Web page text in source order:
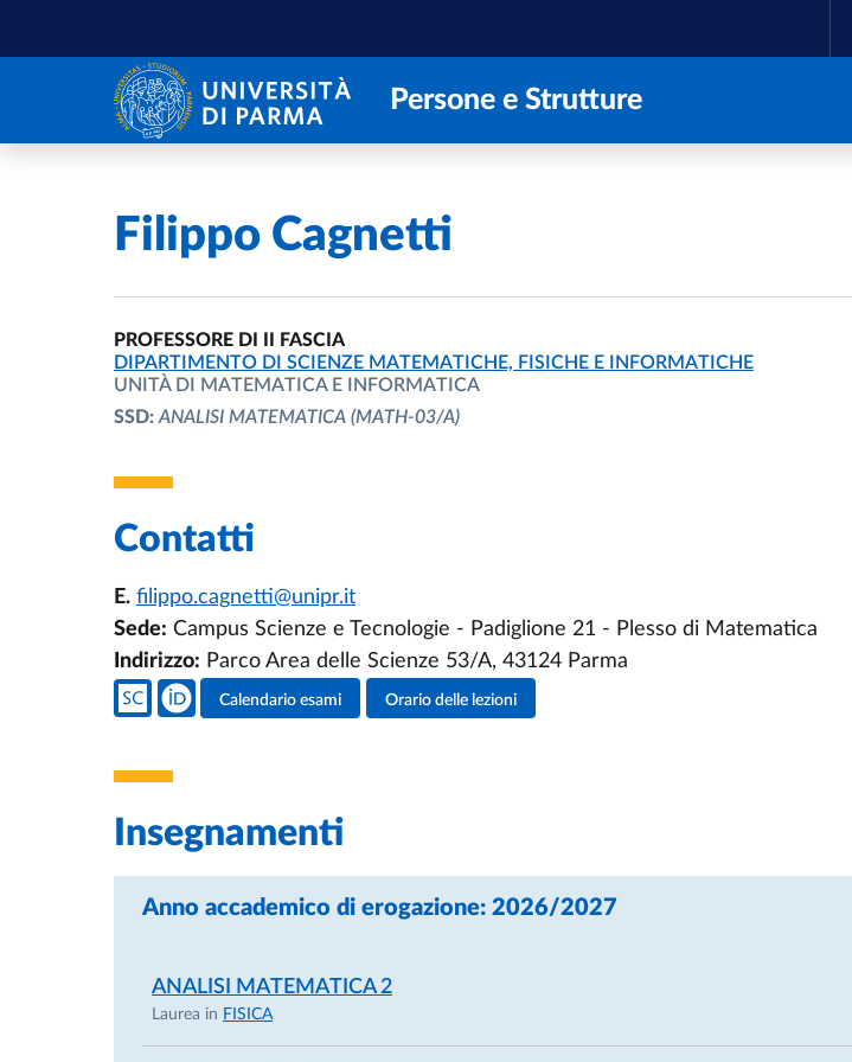
Persone e Strutture
Home /
Filippo Cagnetti
PROFESSORE DI II FASCIA
UNITÀ ORGANIZZATIVA AFFERENTE:
DIPARTIMENTO DI SCIENZE MATEMATICHE, FISICHE E INFORMATICHE
UNITÀ DI MATEMATICA E INFORMATICA
SSD: ANALISI MATEMATICA (MATH-03/A)
Contatti
E. filippo.cagnetti@unipr.it
Sede: Campus Scienze e Tecnologie - Padiglione 21 - Plesso di Matematica
Indirizzo: Parco Area delle Scienze 53/A, 43124 Parma
Social del docente
Calendario esami Orario delle lezioni
Insegnamenti
Anno accademico di erogazione: 2026/2027
ANALISI MATEMATICA 2
Laurea in FISICA